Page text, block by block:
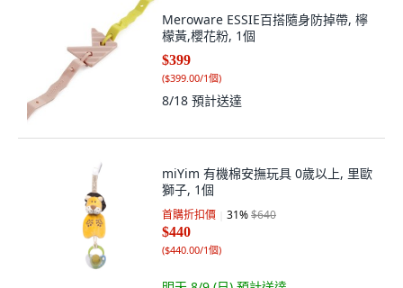
Meroware ESSIE百搭隨身防掉帶, 檸
檬黃,櫻花粉, 1個
$399
($399.00/1個)
8/18 預計送達
miYim 有機棉安撫玩具 0歲以上, 里歐
獅子, 1個
首購折扣價 31%$640
$440
($440.00/1個)